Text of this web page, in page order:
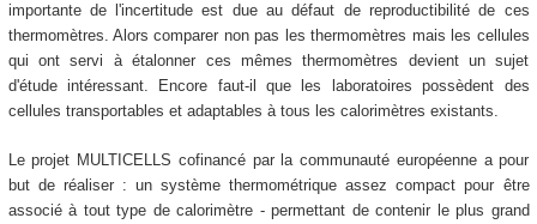
importante de l'incertitude est due au défaut de reproductibilité de ces
thermomètres. Alors comparer non pas les thermomètres mais les cellules
qui ont servi à étalonner ces mêmes thermomètres devient un sujet
d'étude intéressant. Encore faut-il que les laboratoires possèdent des
cellules transportables et adaptables à tous les calorimètres existants.
Le projet MULTICELLS cofinancé par la communauté européenne a pour
but de réaliser : un système thermométrique assez compact pour être
associé à tout type de calorimètre - permettant de contenir le plus grand